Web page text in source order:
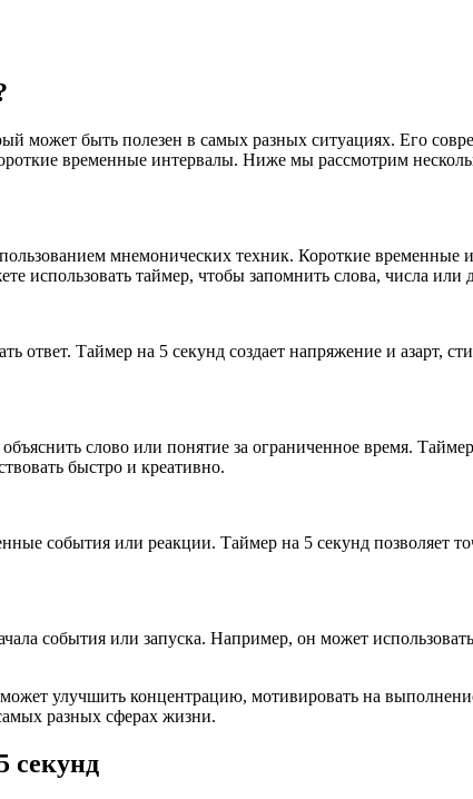
может быть полезен в самых разных ситуациях. Его
временные интервалы. Ниже мы рассмотрим
мнемонических техник. Короткие
использовать таймер, чтобы запомнить слова, числа или
ответ. Таймер на 5 секунд создает напряжение и азарт,
слово или понятие за ограниченное время.
быстро и креативно.
события или реакции. Таймер на 5 секунд позволяет
события или запуска. Например, он может
улучшить концентрацию, мотивировать на
разных сферах жизни.
секунд